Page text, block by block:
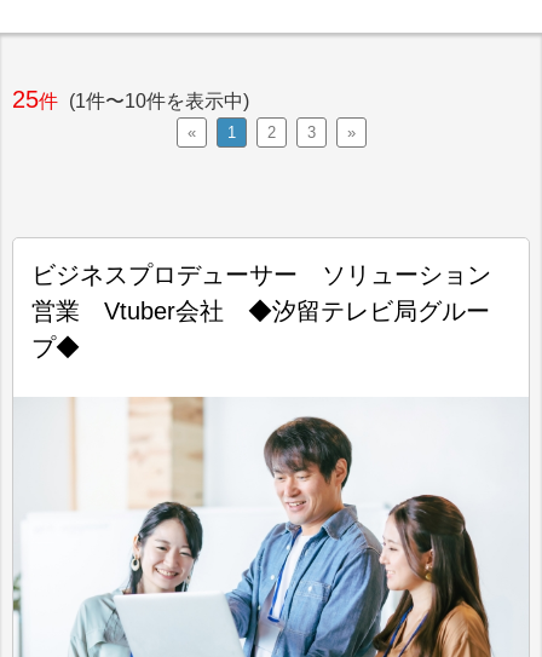
25件 (1件〜10件を表示中)
« 1 2 3 »
ビジネスプロデューサー ソリューション
営業 Vtuber会社 ◆汐留テレビ局グルー
プ◆